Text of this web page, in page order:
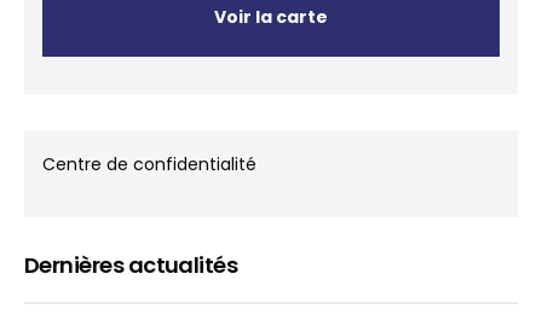
Voir la carte
Centre de confidentialité
Dernières actualités